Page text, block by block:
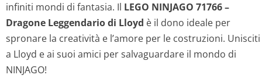
infiniti mondi di fantasia. Il LEGO NINJAGO 71766 –
Dragone Leggendario di Lloyd è il dono ideale per
spronare la creatività e l’amore per le costruzioni. Unisciti
a Lloyd e ai suoi amici per salvaguardare il mondo di
NINJAGO!